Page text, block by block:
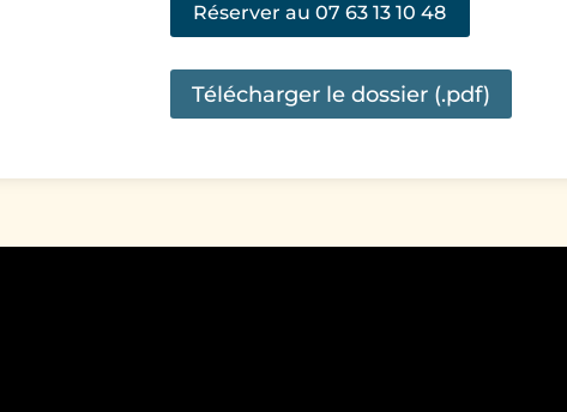
Réserver au 07 63 13 10 48
Télécharger le dossier (.pdf)